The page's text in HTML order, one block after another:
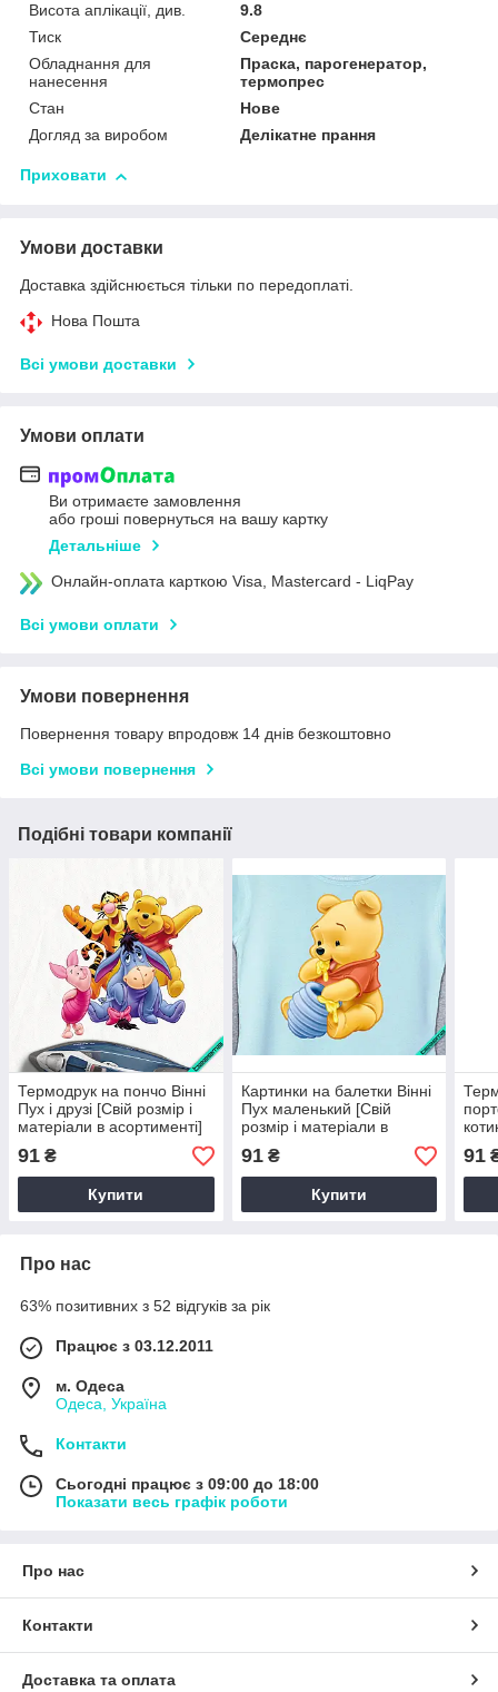
Висота аплікації, див.
9.8
Тиск
Середнє
Обладнання для
нанесення
Праска, парогенератор,
термопрес
Стан
Нове
Догляд за виробом
Делікатне прання
Приховати
Умови доставки
Доставка здійснюється тільки по передоплаті.
Нова Пошта
Всі умови доставки
Умови оплати
Ви отримаєте замовлення
або гроші повернуться на вашу картку
Детальніше
Онлайн-оплата карткою Visa, Mastercard - LiqPay
Всі умови оплати
Умови повернення
Повернення товару впродовж 14 днів безкоштовно
Всі умови повернення
Подібні товари компанії
Термодрук на пончо Вінні
Пух і друзі [Свій розмір і
матеріали в асортименті]
91 ₴
Купити
Картинки на балетки Вінні
Пух маленький [Свій
розмір і матеріали в
91₴
Купити
91
Про нас
63% позитивних з 52 відгуків за рік
Працює з 03.12.2011
м. Одеса
Одеса, Україна
Контакти
Сьогодні працює з 09:00 до 18:00
Показати весь графік роботи
Про нас
Контакти
Доставка та оплата